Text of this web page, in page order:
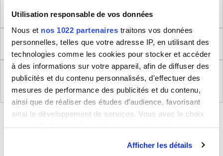
Utilisation responsable de vos données
Nous et nos 1022 partenaires traitons vos données
personnelles, telles que votre adresse IP, en utilisant des
technologies comme les cookies pour stocker et accéder
à des informations sur votre appareil, afin de diffuser des
publicités et du contenu personnalisés, d'effectuer des
mesures de performance des publicités et du contenu,
ainsi que de réaliser des études d’audience, favorisant
ainsi le développement de services. Vous avez le choix
tout moment en consultant la Déclaration relative aux
Afficher les détails
Dimensions produit
Retour
Règlement (UE) 2023/988 relatifs à la Sécurité
Générale des Produits
BLEUCERISE VOUS CONSEILLE